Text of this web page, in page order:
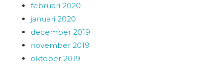
februari 2020
januari 2020
december 2019
november 2019
oktober 2019